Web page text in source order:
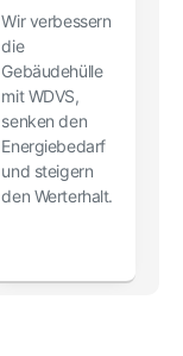
Wir verbessern
die
Gebäudehülle
mit WDVS,
senken den
Energiebedarf
und steigern
den Werterhalt.